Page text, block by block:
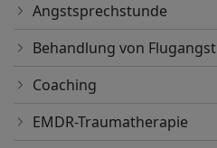
Angstsprechstunde
Behandlung von Flugangst
Coaching
EMDR-Traumatherapie